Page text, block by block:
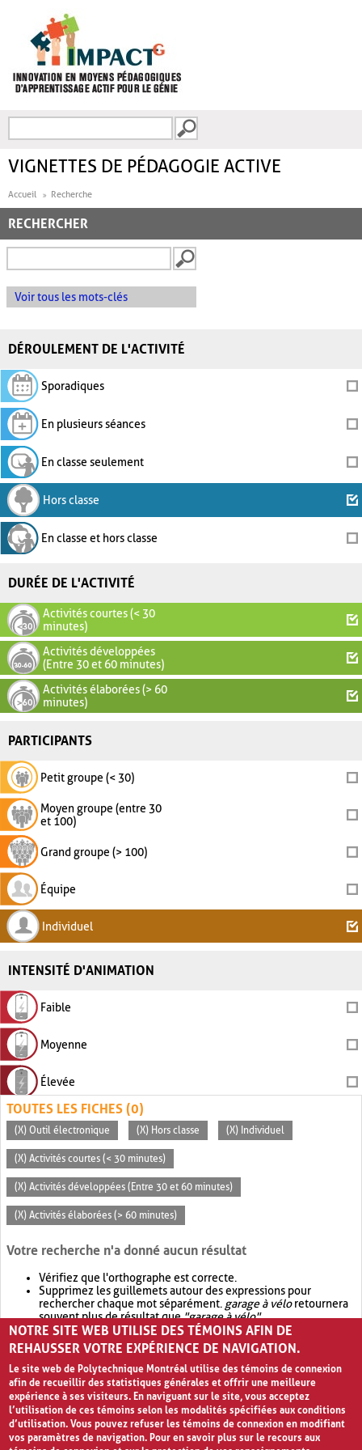
FORMULAIRE DE
VIGNETTES DE PÉDAGOGIE ACTIVE
Accueil Recherche
RECHERCHER
Voir tous les mots-clés
DÉROULEMENT DE L'ACTIVITÉ
Sporadiques
En plusieurs séances
En classe seulement
Hors classe
En classe et hors classe
DURÉE DE L'ACTIVITÉ
Activités courtes (< 30
minutes)
Activités développées
(Entre 30 et 60 minutes)
Activités élaborées (> 60
minutes)
PARTICIPANTS
Petit groupe (< 30)
Moyen groupe (entre 30
et 100)
Grand groupe (> 100)
Équipe
Individuel
INTENSITÉ D'ANIMATION
Faible
Moyenne
Élevée
TOUTES LES FICHES (0)
(X) Outil électronique (X) Hors classe (X) Individuel
(X) Activités courtes (< 30 minutes)
(X) Activités développées (Entre 30 et 60 minutes)
(X) Activités élaborées (> 60 minutes)
Votre recherche n'a donné aucun résultat
Vérifiez que l'orthographe est correcte.
Supprimez les guillemets autour des expressions pour
rechercher chaque mot séparément. garage à véloretournera
souvent plus de résultat que"garage à vélo".
Envisagez d'élargir votre recherche avec OR.garage OR vélo
retournera souvent plus de résultat quegarage à vélo
NOTRE SITE WEB UTILISE DES TÉMOINS AFIN DE
REHAUSSER VOTRE EXPÉRIENCE DE NAVIGATION.
Le site web de Polytechnique Montréal utilise des témoins de connexion
afin de recueillir des statistiques générales et offrir une meilleure
expérience à ses visiteurs. En naviguant sur le site, vous acceptez
l’utilisation de ces témoins selon les modalités spécifiées aux conditions
d’utilisation. Vous pouvez refuser les témoins de connexion en modifiant
vos paramètres de navigation. Pour en savoir plus sur le recours aux